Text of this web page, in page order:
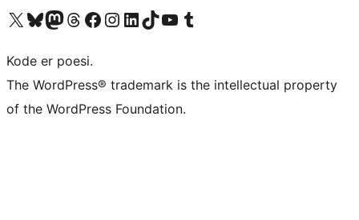
Besøk vår konto på X Visit our Bluesky account
Besøk vår Mastodon-konto
Visit our Threads account
Besøk vår Facebook-sideBesøk vår Instagram-konto
Besøk vår LinkedIn-konto
Visit our TikTok account
Visit our YouTube channel
Visit our Tumblr account
Kode er poesi.
The WordPress® trademark is the intellectual property
of the WordPress Foundation.